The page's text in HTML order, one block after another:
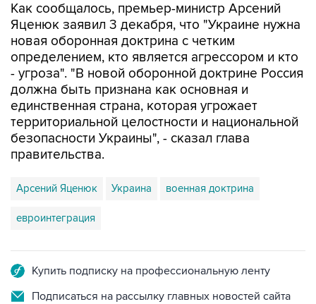
Как сообщалось, премьер-министр Арсений
Яценюк заявил 3 декабря, что "Украине нужна
новая оборонная доктрина с четким
определением, кто является агрессором и кто
- угроза". "В новой оборонной доктрине Россия
должна быть признана как основная и
единственная страна, которая угрожает
территориальной целостности и национальной
безопасности Украины", - сказал глава
правительства.
Арсений Яценюк Украина военная доктрина
евроинтеграция
Купить подписку на профессиональную ленту
Подписаться на рассылку главных новостей сайта